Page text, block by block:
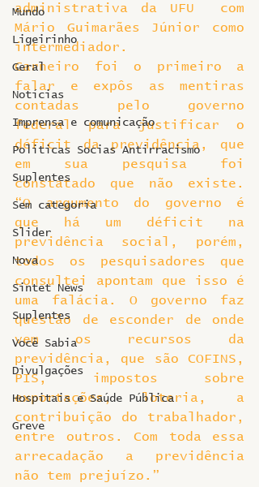
Mundo
Ligeirinho
Geral
Notícias
Imprensa e comunicação
Politicas Socias Antirracismo
Suplentes
Sem categoria
Slider
Nova
Sintet News
Suplentes
Você Sabia
Divulgações
Hospitais e Saúde Pública
Greve
administrativa da UFU  com
Mário Guimarães Júnior como
intermediador.
Carneiro foi o primeiro a
falar e expôs as mentiras
contadas pelo governo
federal para justificar o
déficit da previdência, que
em sua pesquisa foi
constatado que não existe.
“O argumento do governo é
que há um déficit na
previdência social, porém,
todos os pesquisadores que
consultei apontam que isso é
uma falácia. O governo faz
questão de esconder de onde
vem os recursos da
previdência, que são COFINS,
PIS, impostos sobre
exportações, loteria, a
contribuição do trabalhador,
entre outros. Com toda essa
arrecadação a previdência
não tem prejuízo.”